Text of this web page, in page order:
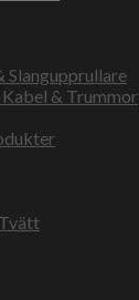
Slangupprullare
& Trummor